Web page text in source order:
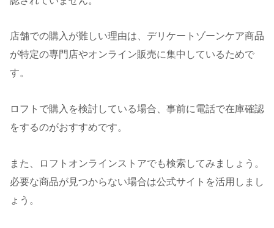
店舗での購入が難しい理由は、デリケートゾーンケア商品
が特定の専門店やオンライン販売に集中しているためで
す。
ロフトで購入を検討している場合、事前に電話で在庫確認
をするのがおすすめです。
また、ロフトオンラインストアでも検索してみましょう。
必要な商品が見つからない場合は公式サイトを活用しまし
ょう。